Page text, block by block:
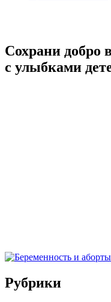
Сохрани добро
с улыбками
Рубрики